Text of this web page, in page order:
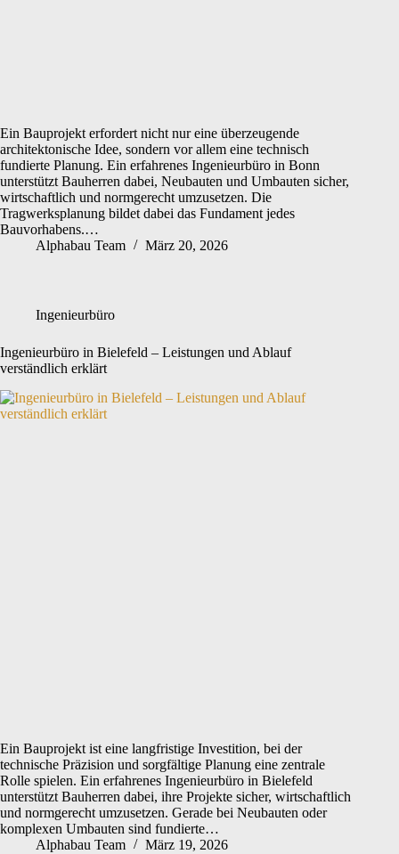
Ein Bauprojekt erfordert nicht nur eine überzeugende
architektonische Idee, sondern vor allem eine technisch
fundierte Planung. Ein erfahrenes Ingenieurbüro in Bonn
unterstützt Bauherren dabei, Neubauten und Umbauten sicher,
wirtschaftlich und normgerecht umzusetzen. Die
Tragwerksplanung bildet dabei das Fundament jedes
Bauvorhabens.…
Alphabau Team
März 20, 2026
Ingenieurbüro
Ingenieurbüro in Bielefeld – Leistungen und Ablauf
verständlich erklärt
Ein Bauprojekt ist eine langfristige Investition, bei der
technische Präzision und sorgfältige Planung eine zentrale
Rolle spielen. Ein erfahrenes Ingenieurbüro in Bielefeld
unterstützt Bauherren dabei, ihre Projekte sicher, wirtschaftlich
und normgerecht umzusetzen. Gerade bei Neubauten oder
komplexen Umbauten sind fundierte…
Alphabau Team
März 19, 2026